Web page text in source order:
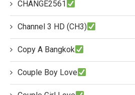
CHANGE2561
Channel 3 HD (CH3)
Copy A Bangkok
Couple Boy Love